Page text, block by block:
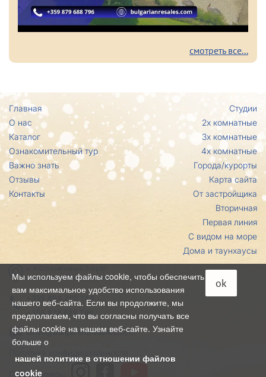
смотреть все...
Главная
О нас
Каталог
Ознакомительный тур
Важно знать
Отзывы
Контакты
Студии
2х комнатные
3х комнатные
4х комнатные
Города/курорты
Карта сайта
От застройщика
Вторичная
Первая линия
С видом на море
Дома и таунхаусы
комплекс Эксельсиор
+359 894 290 144
+359 879 688 796
sales@bulgarianresales.com
Подпишитесь:
Мы используем файлы cookie, чтобы обеспечить
вам максимальное удобство использования
нашего веб-сайта. Если вы продолжите, мы
предполагаем, что вы согласны получать все
файлы cookie на нашем веб-сайте. Узнайте
больше о
нашей политике в отношении файлов
cookie
ok